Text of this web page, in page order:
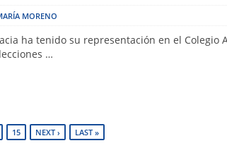
MORENO
ha tenido su representación en el Colegio
…
15 NEXT › LAST »